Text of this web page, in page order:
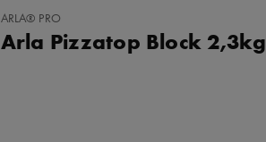
LEGG
I
ARLA® PRO
Arla Pizzatop Block 2,3kg